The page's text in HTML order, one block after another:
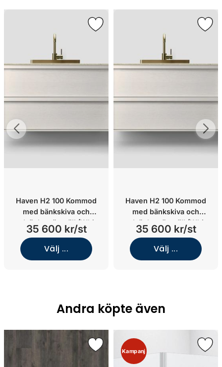
Haven H2 100 Kommod
med bänkskiva och
nedsänkt tvättställ (White
Wood/Jura Select
Classic/Mässing)
35 600 kr/st
Välj ...
Haven H2 100 Kommod
med bänkskiva och
nedsänkt tvättställ (White
Wood/Glanshammar White
Silk/Mässing)
35 600 kr/st
Välj ...
Andra köpte även
Kampanj